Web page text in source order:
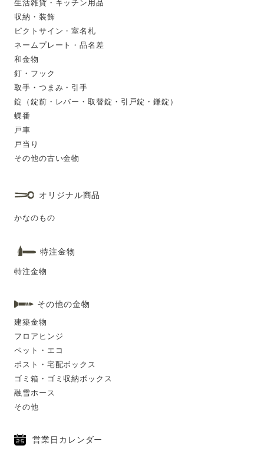
生活雑貨・キッチン用品
収納・装飾
ピクトサイン・室名札
ネームプレート・品名差
和金物
釘・フック
取手・つまみ・引手
錠（錠前・レバー・取替錠・引戸錠・鎌錠）
蝶番
戸車
戸当り
その他の古い金物
オリジナル商品
かなのもの
特注金物
特注金物
その他の金物
建築金物
フロアヒンジ
ペット・エコ
ポスト・宅配ボックス
ゴミ箱・ゴミ収納ボックス
融雪ホース
その他
営業日カレンダー